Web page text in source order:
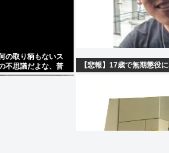
の取り柄もないス
不思議だよな、普
【悲報】17歳で無期懲役